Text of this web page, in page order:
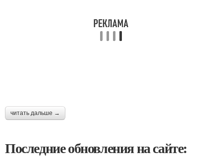
читать дальше →
Последние обновления на сайте: